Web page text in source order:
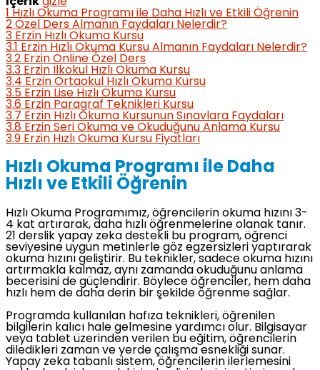
Hızlı Okuma Programı ile Daha Hızlı ve Etkili Öğrenin
2 Özel Ders Almanın Faydaları Nelerdir?
3 Erzin Hızlı Okuma Kursu
3.1
Erzin Hızlı Okuma Kursu Almanın Faydaları Nelerdir?
3.2 Erzin Online Özel Ders
3.3 Erzin İlkokul Hızlı Okuma Kursu
3.4 Erzin Ortaokul Hızlı Okuma Kursu
3.5 Erzin Lise Hızlı Okuma Kursu
3.6 Erzin Paragraf Teknikleri Kursu
3.7 Erzin Hızlı Okuma Kursunun Sınavlara Faydaları
3.8 Erzin Seri Okuma ve Okuduğunu Anlama Kursu
3.9 Erzin Hızlı Okuma Kursu Fiyatları
Hızlı Okuma Programı ile Daha
Hızlı ve Etkili Öğrenin
Hızlı Okuma Programımız, öğrencilerin okuma hızını 3-
4 kat artırarak, daha hızlı öğrenmelerine olanak tanır.
21 derslik yapay zeka destekli bu program, öğrenci
seviyesine uygun metinlerle göz egzersizleri yaptırarak
okuma hızını geliştirir. Bu teknikler, sadece okuma hızını
artırmakla kalmaz, aynı zamanda okuduğunu anlama
becerisini de güçlendirir. Böylece öğrenciler, hem daha
hızlı hem de daha derin bir şekilde öğrenme sağlar.
Programda kullanılan hafıza teknikleri, öğrenilen
bilgilerin kalıcı hale gelmesine yardımcı olur. Bilgisayar
veya tablet üzerinden verilen bu eğitim, öğrencilerin
diledikleri zaman ve yerde çalışma esnekliği sunar.
Yapay zeka tabanlı sistem, öğrencilerin ilerlemesini